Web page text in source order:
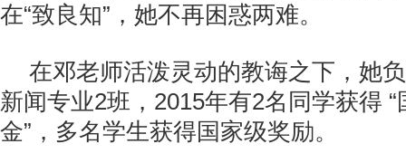
在“致良知”，她不再困惑两难。
在邓老师活泼灵动的教诲之下，她
新闻专业2班，2015年有2名同学获得
金”，多名学生获得国家级奖励。